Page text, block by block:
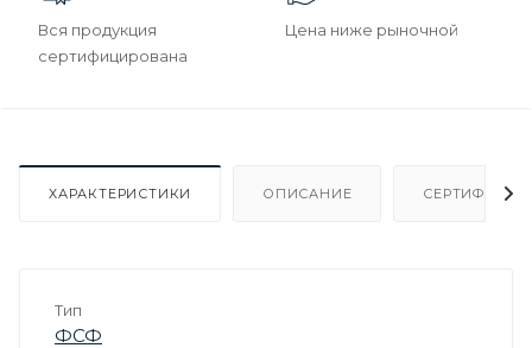
Вся продукция
сертифицирована
Цена ниже рыночной
ХАРАКТЕРИСТИКИ ОПИСАНИЕ
Тип
ФСФ